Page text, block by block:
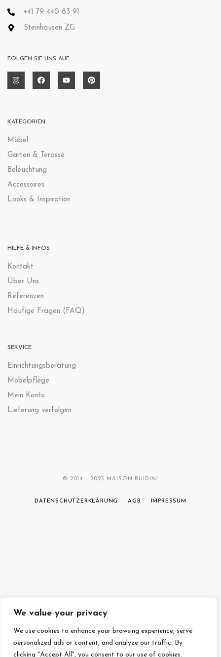
We value your privacy
We use cookies to enhance your browsing experience, serve
personalized ads or content, and analyze our traffic. By
clicking "Accept All", you consent to our use of cookies.
+41 79 440 83 91
Steinhausen ZG
FOLGEN SIE UNS AUF
KATEGORIEN
Möbel
Garten & Terasse
Beleuchtung
Accessoires
Looks & Inspiration
HILFE & INFOS
Kontakt
Über Uns
Referenzen
Häufige Fragen (FAQ)
SERVICE
Einrichtungsberatung
Möbelpflege
Mein Konto
Lieferung verfolgen
© 2014 – 2025 MAISON RUIDINI
DATENSCHUTZERKLÄRUNG AGB IMPRESSUM